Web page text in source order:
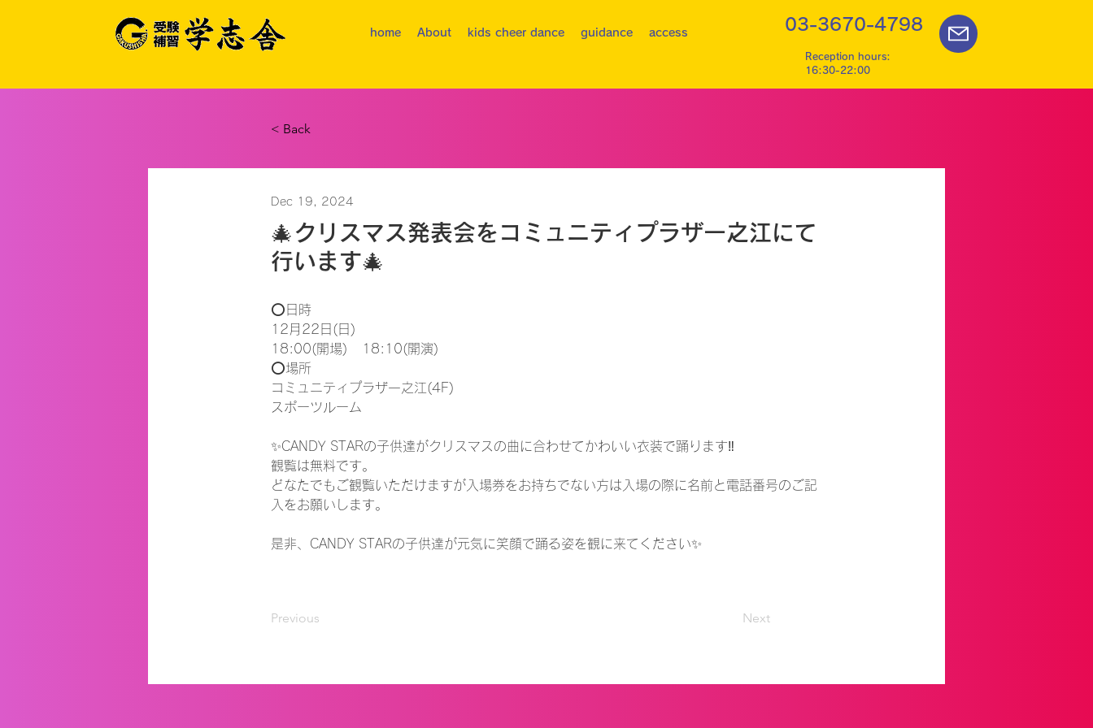
home About kids cheer dance guidance access 03-3670-4798
Reception hours:
16:30-22:00
< Back
Dec 19, 2024
🎄クリスマス発表会をコミュニティプラザ一之江にて
行います🎄
⭕️日時
12月22日(日)
18:00(開場)   18:10(開演)
⭕️場所
コミュニティプラザ一之江(4F)
スポーツルーム
✨CANDY STARの子供達がクリスマスの曲に合わせてかわいい衣装で踊ります‼️
観覧は無料です。
どなたでもご観覧いただけますが入場券をお持ちでない方は入場の際に名前と電話番号のご記
入をお願いします。
是非、CANDY STARの子供達が元気に笑顔で踊る姿を観に来てください✨
Previous Next